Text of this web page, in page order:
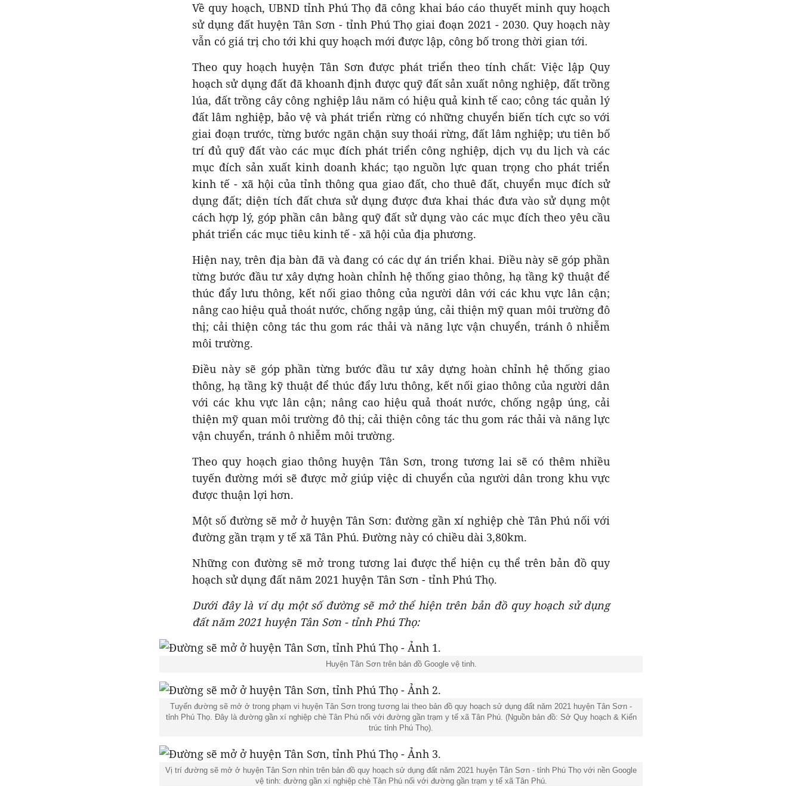
Về quy hoạch, UBND tỉnh Phú Thọ đã công khai báo cáo thuyết minh quy hoạch
sử dụng đất huyện Tân Sơn - tỉnh Phú Thọ giai đoạn 2021 - 2030. Quy hoạch này
vẫn có giá trị cho tới khi quy hoạch mới được lập, công bố trong thời gian tới.
Theo quy hoạch huyện Tân Sơn được phát triển theo tính chất: Việc lập Quy
hoạch sử dụng đất đã khoanh định được quỹ đất sản xuất nông nghiệp, đất trồng
lúa, đất trồng cây công nghiệp lâu năm có hiệu quả kinh tế cao; công tác quản lý
đất lâm nghiệp, bảo vệ và phát triển rừng có những chuyển biến tích cực so với
giai đoạn trước, từng bước ngăn chặn suy thoái rừng, đất lâm nghiệp; ưu tiên bố
trí đủ quỹ đất vào các mục đích phát triển công nghiệp, dịch vụ du lịch và các
mục đích sản xuất kinh doanh khác; tạo nguồn lực quan trọng cho phát triển
kinh tế - xã hội của tỉnh thông qua giao đất, cho thuê đất, chuyển mục đích sử
dụng đất; diện tích đất chưa sử dụng được đưa khai thác đưa vào sử dụng một
cách hợp lý, góp phần cân bằng quỹ đất sử dụng vào các mục đích theo yêu cầu
phát triển các mục tiêu kinh tế - xã hội của địa phương.
Hiện nay, trên địa bàn đã và đang có các dự án triển khai. Điều này sẽ góp phần
từng bước đầu tư xây dựng hoàn chỉnh hệ thống giao thông, hạ tầng kỹ thuật để
thúc đẩy lưu thông, kết nối giao thông của người dân với các khu vực lân cận;
nâng cao hiệu quả thoát nước, chống ngập úng, cải thiện mỹ quan môi trường đô
thị; cải thiện công tác thu gom rác thải và năng lực vận chuyển, tránh ô nhiễm
môi trường.
Điều này sẽ góp phần từng bước đầu tư xây dựng hoàn chỉnh hệ thống giao
thông, hạ tầng kỹ thuật để thúc đẩy lưu thông, kết nối giao thông của người dân
với các khu vực lân cận; nâng cao hiệu quả thoát nước, chống ngập úng, cải
thiện mỹ quan môi trường đô thị; cải thiện công tác thu gom rác thải và năng lực
vận chuyển, tránh ô nhiễm môi trường.
Theo quy hoạch giao thông huyện Tân Sơn, trong tương lai sẽ có thêm nhiều
tuyến đường mới sẽ được mở giúp việc di chuyển của người dân trong khu vực
được thuận lợi hơn.
Một số đường sẽ mở ở huyện Tân Sơn: đường gần xí nghiệp chè Tân Phú nối với
đường gần trạm y tế xã Tân Phú. Đường này có chiều dài 3,80km.
Những con đường sẽ mở trong tương lai được thể hiện cụ thể trên bản đồ quy
hoạch sử dụng đất năm 2021 huyện Tân Sơn - tỉnh Phú Thọ.
Dưới đây là ví dụ một số đường sẽ mở thể hiện trên bản đồ quy hoạch sử dụng
đất năm 2021 huyện Tân Sơn - tỉnh Phú Thọ:
Huyện Tân Sơn trên bản đồ Google vệ tinh.
Tuyến đường sẽ mở ở trong phạm vi huyện Tân Sơn trong tương lai theo bản đồ quy hoạch sử dụng đất năm 2021 huyện Tân Sơn -
tỉnh Phú Thọ. Đây là đường gần xí nghiệp chè Tân Phú nối với đường gần trạm y tế xã Tân Phú. (Nguồn bản đồ: Sở Quy hoạch & Kiến
trúc tỉnh Phú Thọ).
Vị trí đường sẽ mở ở huyện Tân Sơn nhìn trên bản đồ quy hoạch sử dụng đất năm 2021 huyện Tân Sơn - tỉnh Phú Thọ với nền Google
vệ tinh: đường gần xí nghiệp chè Tân Phú nối với đường gần trạm y tế xã Tân Phú.